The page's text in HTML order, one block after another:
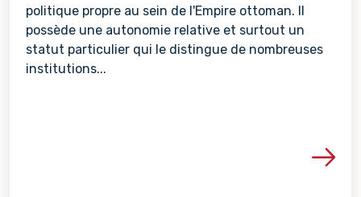
politique propre au sein de l'Empire ottoman. Il
possède une autonomie relative et surtout un
statut particulier qui le distingue de nombreuses
institutions...
Voir les détails de la